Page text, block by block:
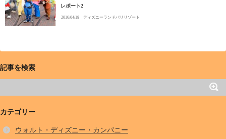
レポート2
2016/04/18 ディズニーランドパリリゾート
記事を検索
カテゴリー
ウォルト・ディズニー・カンパニー